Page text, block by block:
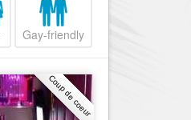
Nice le Vieux Nice
Nice les Collines Niçoises
Nice le petit Marais Niçois
Gay-friendly
Coup de coeur